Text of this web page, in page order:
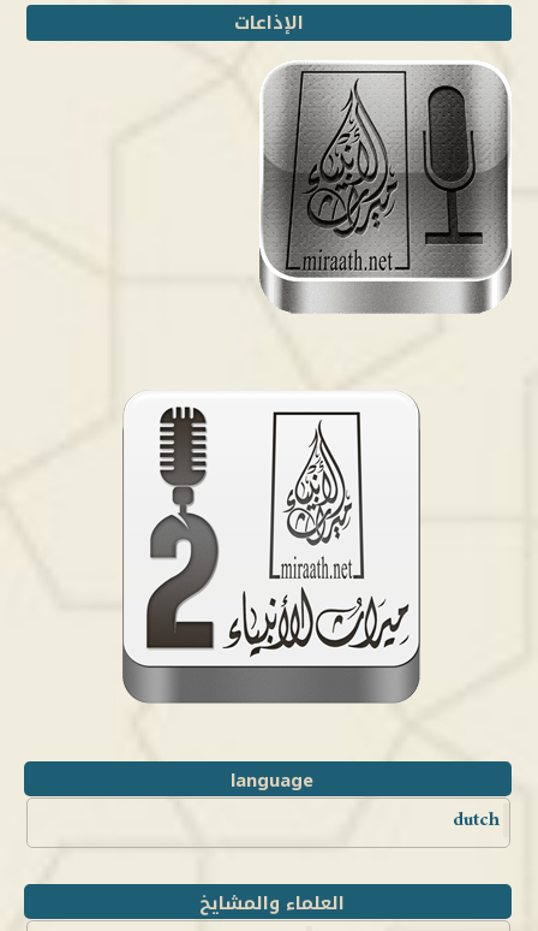
الإذاعات
language
dutch
العلماء والمشايخ